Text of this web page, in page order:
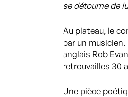
se détourne de
Au plateau, le
par un musicien.
anglais Rob
retrouvailles 30
Une pièce